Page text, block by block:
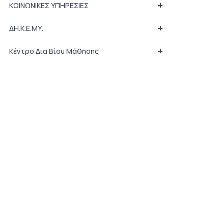
+
ΚΟΙΝΩΝΙΚΕΣ ΥΠΗΡΕΣΙΕΣ
+
ΔΗ.Κ.Ε.ΜΥ.
+
Κέντρο Δια Βίου Μάθησης